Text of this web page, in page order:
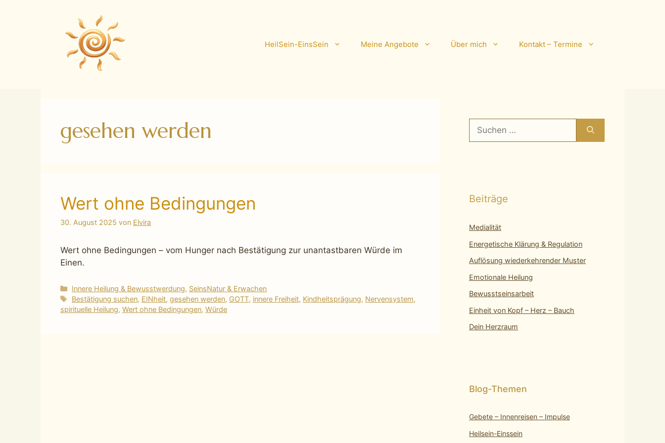
HeilSein-EinsSein Meine Angebote Über mich Kontakt – Termine
gesehen werden
Wert ohne Bedingungen
30. August 2025 von Elvira
Wert ohne Bedingungen – vom Hunger nach Bestätigung zur unantastbaren Würde im
Einen.
Kategorien
Innere Heilung & Bewusstwerdung, SeinsNatur & Erwachen
Schlagwörter
Bestätigung suchen, EINheit,gesehen werden, GOTT, innere Freiheit, Kindheitsprägung, Nervensystem,
spirituelle Heilung, Wert ohne Bedingungen, Würde
Suchen
nach:
Beiträge
Medialität
Energetische Klärung & Regulation
Auflösung wiederkehrender Muster
Emotionale Heilung
Bewusstseinsarbeit
Einheit von Kopf – Herz – Bauch
Dein Herzraum
Gebete – Innenreisen – Impulse
Heilsein-Einssein